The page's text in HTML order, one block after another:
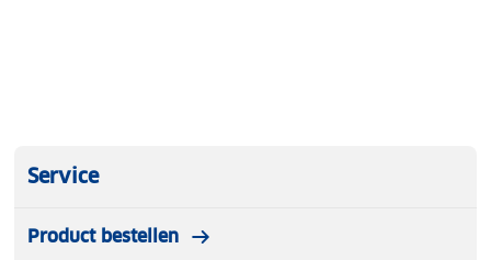
Service
Product bestellen